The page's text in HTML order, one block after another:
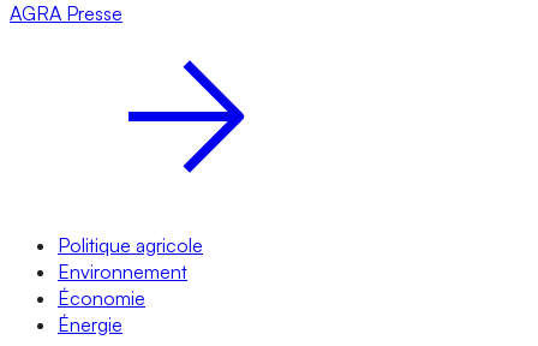
AGRA Presse
Politique agricole
Environnement
Économie
Énergie